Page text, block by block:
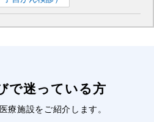
で迷っている方
療施設をご紹介します。